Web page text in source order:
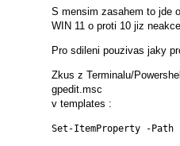
S mensim zasahem to jde
WIN 11 o proti 10 jiz
Pro sdileni pouzivas jaky
Zkus z Terminalu/
gpedit.msc
v templates :
Set-ItemProperty -Path